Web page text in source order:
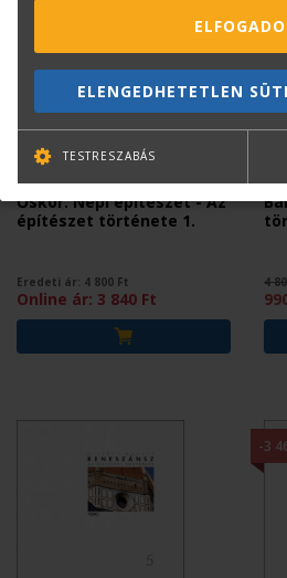
ISTVÁNFI GYULA
Őskor. Népi építészet - Az
építészet története 1.
Eredeti ár: 4 800 Ft
Online ár: 3 840 Ft
4
-3
ELENGEDHETETLEN
TESTRESZABÁS